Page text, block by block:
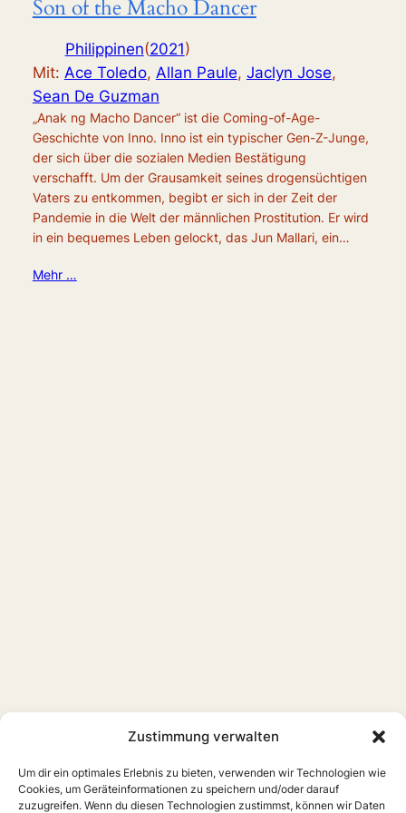
Zustimmung verwalten
Um dir ein optimales Erlebnis zu bieten, verwenden wir Technologien wie
Cookies, um Geräteinformationen zu speichern und/oder darauf
zuzugreifen. Wenn du diesen Technologien zustimmst, können wir Daten
Son of the Macho Dancer
Philippinen(2021)
Mit: Ace Toledo, Allan Paule, Jaclyn Jose,
Sean De Guzman
„Anak ng Macho Dancer“ ist die Coming-of-Age-
Geschichte von Inno. Inno ist ein typischer Gen-Z-Junge,
der sich über die sozialen Medien Bestätigung
verschafft. Um der Grausamkeit seines drogensüchtigen
Vaters zu entkommen, begibt er sich in der Zeit der
Pandemie in die Welt der männlichen Prostitution. Er wird
in ein bequemes Leben gelockt, das Jun Mallari, ein…
Mehr …